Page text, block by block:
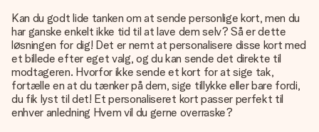
Kan du godt lide tanken om at sende personlige kort, men du
har ganske enkelt ikke tid til at lave dem selv? Så er dette
løsningen for dig! Det er nemt at personalisere disse kort med
et billede efter eget valg, og du kan sende det direkte til
modtageren. Hvorfor ikke sende et kort for at sige tak,
fortælle en at du tænker på dem, sige tillykke eller bare fordi,
du fik lyst til det! Et personaliseret kort passer perfekt til
enhver anledning Hvem vil du gerne overraske?